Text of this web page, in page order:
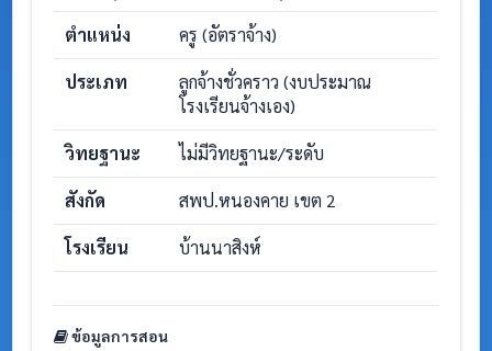
ตำแหน่ง ครู (อัตราจ้าง)
ประเภท
ลูกจ้างชั่วคราว (งบประมาณ
โรงเรียนจ้างเอง)
วิทยฐานะ ไม่มีวิทยฐานะ/ระดับ
สังกัด สพป.หนองคาย เขต 2
โรงเรียน บ้านนาสิงห์
ข้อมูลการสอน